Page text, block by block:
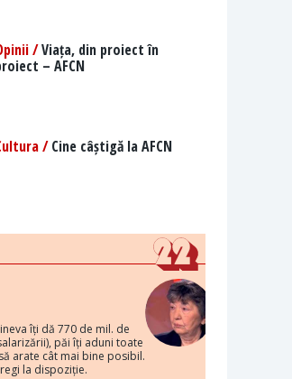
/Viața, din proiect în
– AFCN
/Cine câștigă la AFCN
îți dă 770 de mil. de
păi îți aduni toate
arate cât mai bine posibil.
la dispoziție.